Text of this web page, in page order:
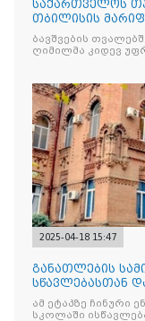
საქართველოს
თბილისის
აპრილის
ბავშვების
ღიმილმა კიდევ
2025-04-18 15:47
განათლების
სწავლებასთან
ავრცელებს
ამ ეტაპზე ჩინური
სკოლაში